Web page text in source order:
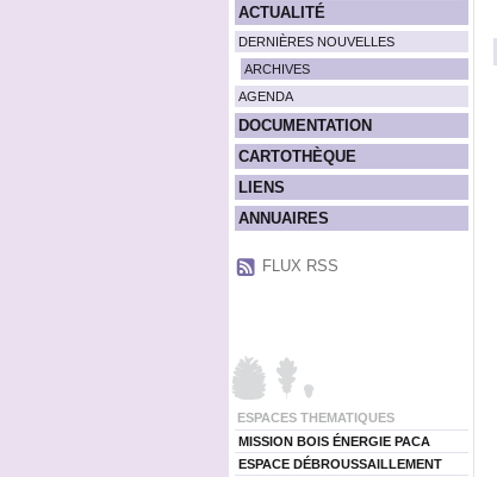
ACTUALITÉ
DERNIÈRES NOUVELLES
ARCHIVES
AGENDA
DOCUMENTATION
CARTOTHÈQUE
LIENS
ANNUAIRES
FLUX RSS
ESPACES THEMATIQUES
MISSION BOIS ÉNERGIE PACA
ESPACE DÉBROUSSAILLEMENT